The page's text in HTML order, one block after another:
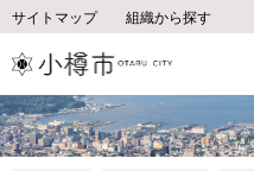
サイトマップ 組織から探す